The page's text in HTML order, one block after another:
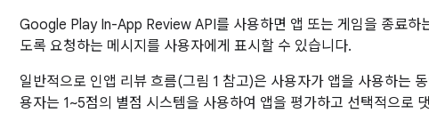
Google Play In-App Review API를 사용하면 앱 또는 게임을 종료하
도록 요청하는 메시지를 사용자에게 표시할 수 있습니다.
일반적으로 인앱 리뷰 흐름(그림 1 참고)은 사용자가 앱을 사용하는
용자는 1~5점의 별점 시스템을 사용하여 앱을 평가하고 선택적으로